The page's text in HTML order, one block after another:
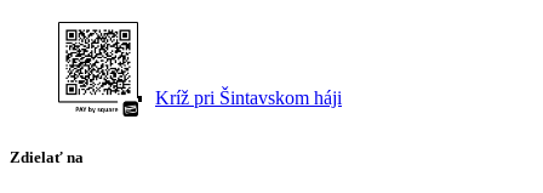
Kríž pri Šintavskom háji
Zdielať na